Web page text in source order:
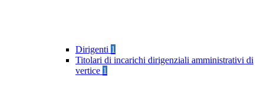
Dirigenti 1
Titolari di incarichi dirigenziali amministrativi di
vertice 1